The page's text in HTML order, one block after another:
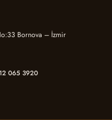
Bornova – İzmir
065 3920